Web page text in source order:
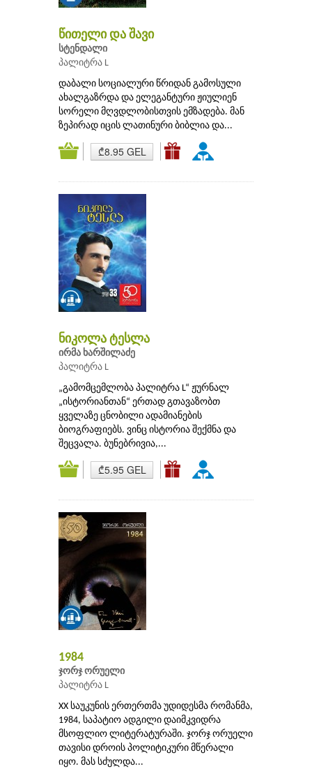
წითელი და შავი
სტენდალი
პალიტრა L
დაბალი სოციალური წრიდან გამოსული
ახალგაზრდა და ელეგანტური ჟიულიენ
სორელი მღვდლობისთვის ემზადება. მან
ზეპირად იცის ლათინური ბიბლია და...
₾8.95 GEL
ნიკოლა ტესლა
ირმა ხარშილაძე
პალიტრა L
„გამომცემლობა პალიტრა L“ ჟურნალ
„ისტორიანთან“ ერთად გთავაზობთ
ყველაზე ცნობილი ადამიანების
ბიოგრაფიებს. ვინც ისტორია შექმნა და
შეცვალა. ბუნებრივია,...
₾5.95 GEL
1984
ჯორჯ ორუელი
პალიტრა L
XX საუკუნის ერთერთმა უდიდესმა რომანმა,
1984, საპატიო ადგილი დაიმკვიდრა
მსოფლიო ლიტერატურაში. ჯორჯ ორუელი
თავისი დროის პოლიტიკური მწერალი
იყო. მას სძულდა...